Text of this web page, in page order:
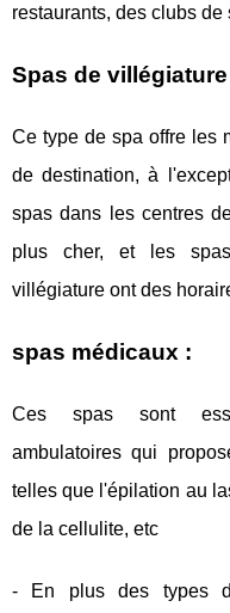
restaurants, des clubs
Spas de
Ce type de spa offre les
de destination, à
spas dans les centres
plus cher, et les
villégiature ont des
spas médicaux :
Ces spas sont
ambulatoires qui
telles que l'épilation au
de la cellulite, etc
- En plus des types